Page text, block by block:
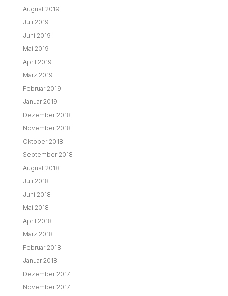
August 2019
Juli 2019
Juni 2019
Mai 2019
April 2019
März 2019
Februar 2019
Januar 2019
Dezember 2018
November 2018
Oktober 2018
September 2018
August 2018
Juli 2018
Juni 2018
Mai 2018
April 2018
März 2018
Februar 2018
Januar 2018
Dezember 2017
November 2017